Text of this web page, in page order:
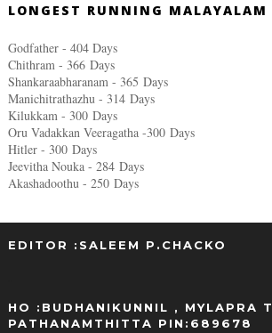
LONGEST RUNNING MALAYALAM
Godfather - 404 Days
Chithram - 366 Days
Shankaraabharanam - 365 Days
Manichitrathazhu - 314 Days
Kilukkam - 300 Days
Oru Vadakkan Veeragatha -300 Days
Hitler - 300 Days
Jeevitha Nouka - 284 Days
Akashadoothu - 250 Days
EDITOR :SALEEM P.CHACKO
HO :BUDHANIKUNNIL , MYLAPRA
PATHANAMTHITTA PIN:689678